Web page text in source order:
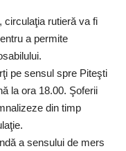
circulaţia rutieră va fi
a permite
pe sensul spre Piteşti
la ora 18.00. Şoferii
din timp
a sensului de mers